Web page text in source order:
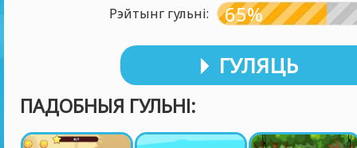
Рэйтынг гульні: 65%
ГУЛЯЦЬ
ПАДОБНЫЯ ГУЛЬНІ: